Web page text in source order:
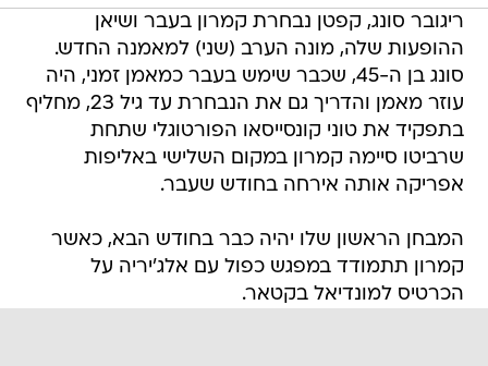
ריגובר סונג, קפטן נבחרת קמרון בעבר ושיאן
ההופעות שלה, מונה הערב (שני) למאמנה החדש.
סונג בן ה-45, שכבר שימש בעבר כמאמן זמני, היה
עוזר מאמן והדריך גם את הנבחרת עד גיל 23, מחליף
בתפקיד את טוני קונסייסאו הפורטוגלי שתחת
שרביטו סיימה קמרון במקום השלישי באליפות
אפריקה אותה אירחה בחודש שעבר.
המבחן הראשון שלו יהיה כבר בחודש הבא, כאשר
קמרון תתמודד במפגש כפול עם אלג'יריה על
הכרטיס למונדיאל בקטאר.